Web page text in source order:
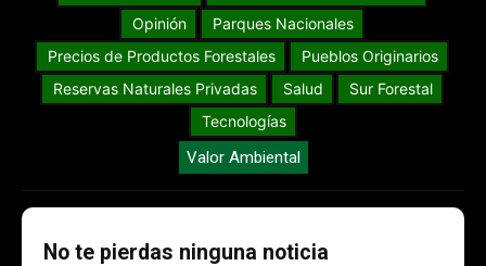
Opinión
Parques Nacionales
Precios de Productos Forestales
Pueblos Originarios
Reservas Naturales Privadas
Salud
Sur Forestal
Tecnologías
Valor Ambiental
No te pierdas ninguna noticia